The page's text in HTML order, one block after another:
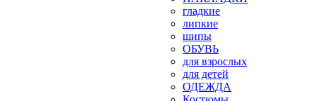
гладкие
липкие
шипы
ОБУВЬ
для взрослых
для детей
ОДЕЖДА